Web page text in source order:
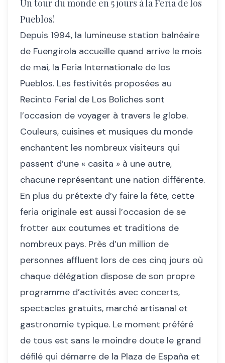
Un tour du monde en 5 jours à la Feria de los
Pueblos!
Depuis 1994, la lumineuse station balnéaire
de Fuengirola accueille quand arrive le mois
de mai, la Feria Internationale de los
Pueblos. Les festivités proposées au
Recinto Ferial de Los Boliches sont
l’occasion de voyager à travers le globe.
Couleurs, cuisines et musiques du monde
enchantent les nombreux visiteurs qui
passent d’une « casita » à une autre,
chacune représentant une nation différente.
En plus du prétexte d’y faire la fête, cette
feria originale est aussi l’occasion de se
frotter aux coutumes et traditions de
nombreux pays. Près d’un million de
personnes affluent lors de ces cinq jours où
chaque délégation dispose de son propre
programme d’activités avec concerts,
spectacles gratuits, marché artisanal et
gastronomie typique. Le moment préféré
de tous est sans le moindre doute le grand
défilé qui démarre de la Plaza de España et